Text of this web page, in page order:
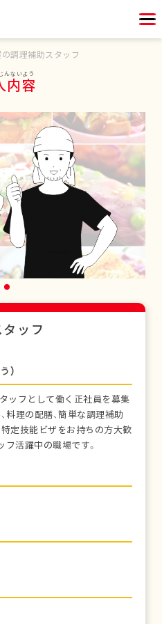
調理補助スタッフ
内容
ッフ
）
ッフとして働く正社員を募集
料理の配膳、簡単な調理補助
定技能ビザをお持ちの方大歓
フ活躍中の職場です。